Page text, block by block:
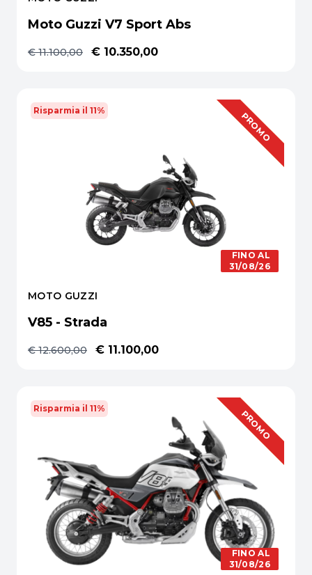
Moto Guzzi V7 Sport Abs
€ 11.100,00 € 10.350,00
OFFERTA
PROMO
FINO AL
31/08/26
Risparmia il 11%
MOTO GUZZI
V85 - Strada
€ 12.600,00 € 11.100,00
OFFERTA
PROMO
FINO AL
31/08/26
Risparmia il 11%